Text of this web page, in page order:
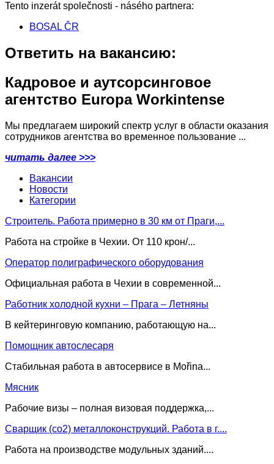
Tento inzerát společnosti - násého partnera:
BOSAL ČR
Ответить на вакансию:
Кадровое и аутсорсинговое
агентство Europa Workintense
Мы предлагаем широкий спектр услуг в области оказания
сотрудников агентства во временное пользование ...
читать далее >>>
Вакансии
Новости
Категории
Строитель. Работа примерно в 30 км от Праги,...
Работа на стройке в Чехии. От 110 крон/...
Оператор полиграфического оборудования
Официальная работа в Чехии в современной...
Работник холодной кухни – Прага – Летняны
В кейтеринговую компанию, работающую на...
Помощник автослесаря
Стабильная работа в автосервисе в Mořina...
Мясник
Pабочие визы – полная визовая поддержка,...
Сварщик (co2) металлоконструкций. Работа в г....
Работа на производстве модульных зданий....